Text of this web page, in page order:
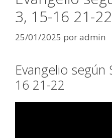
3, 15-16 21-22
25/01/2025 poradmin
Evangelio según
16 21-22